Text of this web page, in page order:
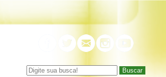
Buscar